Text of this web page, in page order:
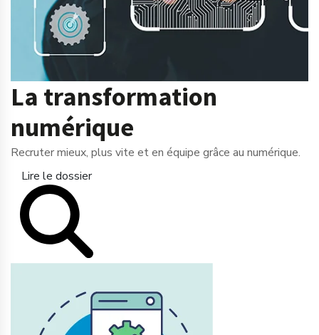
La transformation
numérique
Recruter mieux, plus vite et en équipe grâce au numérique.
Lire le dossier